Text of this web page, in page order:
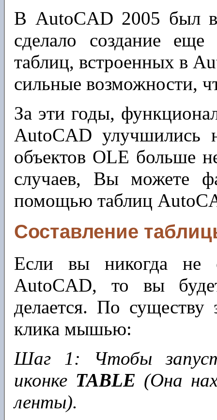
В AutoCAD 2005 был
сделало создание
таблиц, встроенных в
сильные возможности,
За эти годы,
AutoCAD улучшились
объектов OLE больше
случаев, Вы можете
помощью таблиц
Составление
Если вы никогда не
AutoCAD, то вы
делается. По существу
клика мышью:
Шаг 1: Чтобы
иконке TABLE (Она
ленты).